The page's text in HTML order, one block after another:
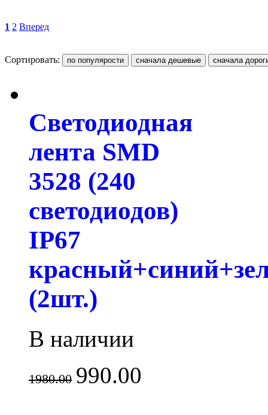
1 2 Вперед
Сортировать:
Светодиодная
лента SMD
3528 (240
светодиодов)
IP67
(2шт.)
В наличии
1980.00 990.00